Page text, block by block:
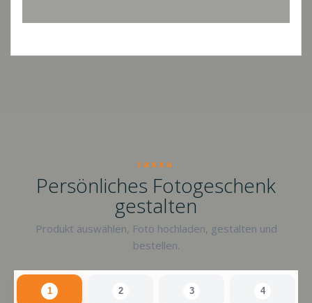
raxxa
Persönliches Fotogeschenk
gestalten
Produkt auswählen, Foto hochladen, gestalten und
bestellen.
1 2 3 4